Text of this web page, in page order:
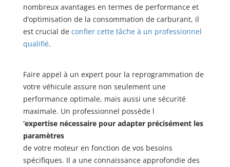
nombreux avantages en termes de performance et
d’optimisation de la consommation de carburant, il
est crucial de confier cette tâche à un professionnel
qualifié.
Faire appel à un expert pour la reprogrammation de
votre véhicule assure non seulement une
performance optimale, mais aussi une sécurité
maximale. Un professionnel possède l
‘expertise nécessaire pour adapter précisément les
paramètres
de votre moteur en fonction de vos besoins
spécifiques. Il a une connaissance approfondie des